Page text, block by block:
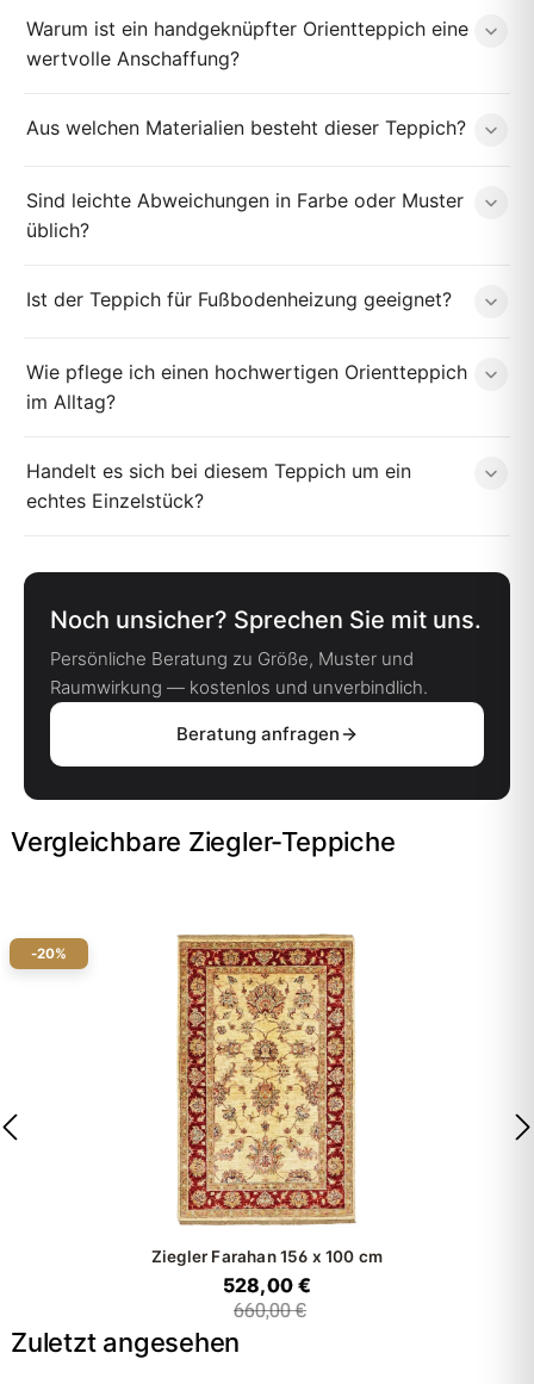
Warum ist ein handgeknüpfter Orientteppich eine
wertvolle Anschaffung?
Aus welchen Materialien besteht dieser Teppich?
Sind leichte Abweichungen in Farbe oder Muster
üblich?
Ist der Teppich für Fußbodenheizung geeignet?
Wie pflege ich einen hochwertigen Orientteppich
im Alltag?
Handelt es sich bei diesem Teppich um ein
echtes Einzelstück?
Noch unsicher? Sprechen Sie mit uns.
Persönliche Beratung zu Größe, Muster und
Raumwirkung — kostenlos und unverbindlich.
Beratung anfragen
Vergleichbare Ziegler-Teppiche
-20%
Ziegler Farahan 156 x 100 cm
528,00 €
660,00 €
Zuletzt angesehen